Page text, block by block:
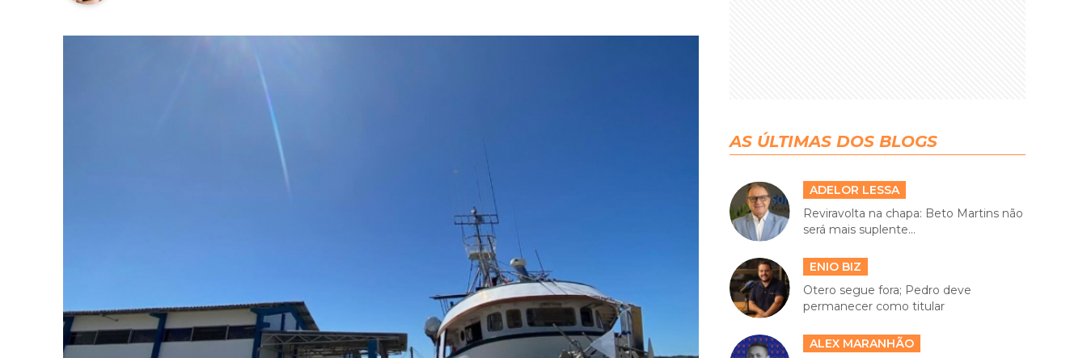
AS ÚLTIMAS DOS BLOGS
ADELOR LESSA
Reviravolta na chapa: Beto Martins não
será mais suplente...
ENIO BIZ
Otero segue fora; Pedro deve
permanecer como titular
ALEX MARANHÃO